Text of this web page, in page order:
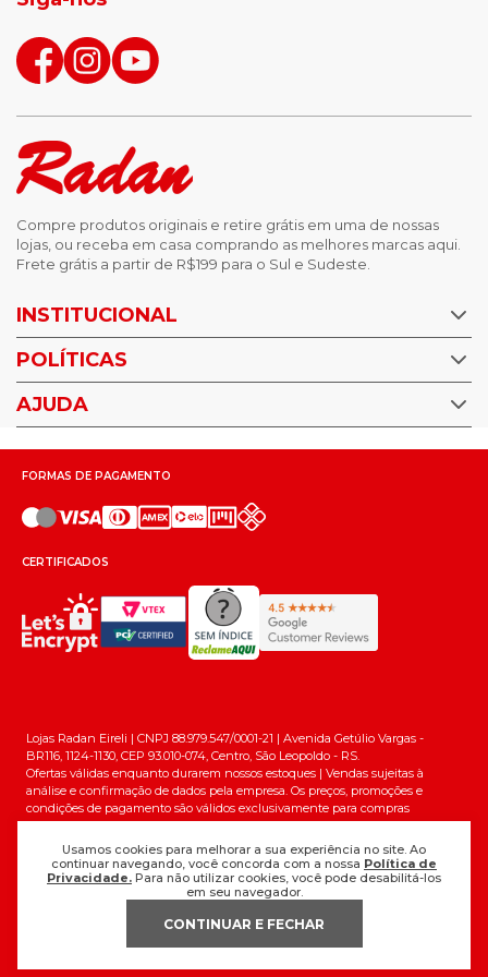
Usamos cookies para melhorar a sua experiência no site. Ao
continuar navegando, você concorda com a nossa Política de
Privacidade. Para não utilizar cookies, você pode desabilitá-los
em seu navegador.
CONTINUAR E FECHAR
Compre produtos originais e retire grátis em uma de nossas
lojas, ou receba em casa comprando as melhores marcas aqui.
Frete grátis a partir de R$199 para o Sul e Sudeste.
INSTITUCIONAL
Nossas Lojas
Trabalhe Conosco
POLÍTICAS
Política de Privacidade
AJUDA
Perguntas Frequentes
Fale Conosco
FORMAS DE PAGAMENTO
CERTIFICADOS
Lojas Radan Eireli | CNPJ 88.979.547/0001-21 | Avenida Getúlio Vargas -
BR116, 1124-1130, CEP 93.010-074, Centro, São Leopoldo - RS.
Ofertas válidas enquanto durarem nossos estoques | Vendas sujeitas à
análise e confirmação de dados pela empresa. Os preços, promoções e
condições de pagamento são válidos exclusivamente para compras
efetuadas em nossa loja virtual. * A condição de Frete Grátis é aplicada a
envios para Sul e Sudeste em compras a partir de R$199. © Todos os direitos
reservados.